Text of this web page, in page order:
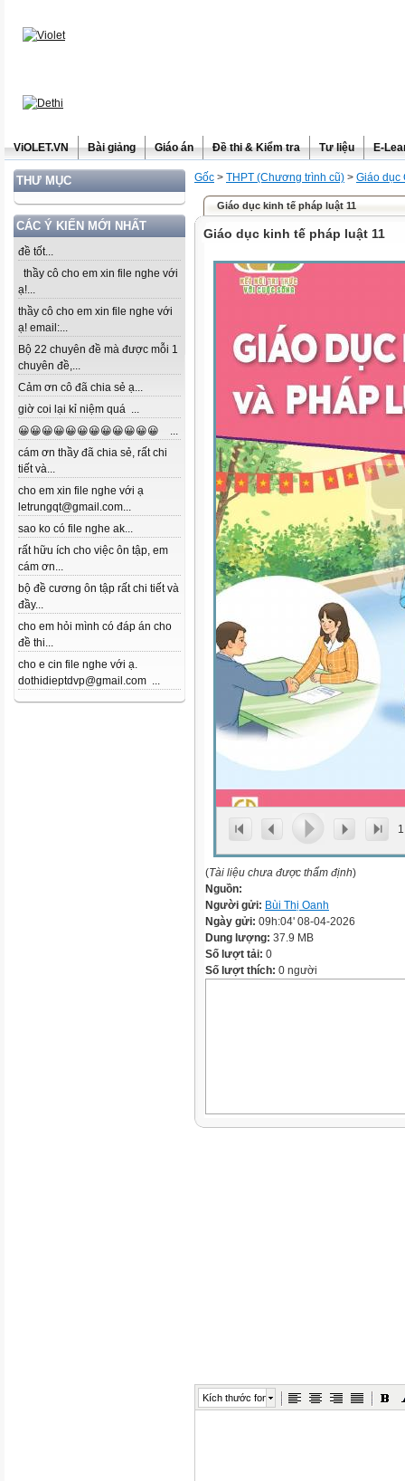
ViOLET.VN Bài giảng Giáo án Đề thi & Kiểm tra Tư liệu E-
THƯ MỤC
CÁC Ý KIẾN MỚI NHẤT
đề tốt...
thầy cô cho em xin file nghe với
ạ!...
thầy cô cho em xin file nghe với
ạ! email:...
Bộ 22 chuyên đề mà được mỗi 1
chuyên đề,...
Cảm ơn cô đã chia sẻ ạ...
giờ coi lại kỉ niệm quá ...
😀😀😀😀😀😀😀😀😀😀😀😀 ...
cám ơn thầy đã chia sẻ, rất chi
tiết và...
cho em xin file nghe với ạ
letrungqt@gmail.com...
sao ko có file nghe ak...
rất hữu ích cho việc ôn tập, em
cám ơn...
bộ đề cương ôn tập rất chi tiết và
đầy...
cho em hỏi mình có đáp án cho
đề thi...
cho e cin file nghe với ạ.
dothidieptdvp@gmail.com ...
Gốc > THPT (Chương trình cũ) > Giáo dục
Giáo dục kinh tế pháp luật 11
Giáo dục kinh tế pháp luật 11
1
(Tài liệu chưa được thẩm định)
Nguồn:
Người gửi: Bùi Thị Oanh
Ngày gửi: 09h:04' 08-04-2026
Dung lượng: 37.9 MB
Số lượt tải: 0
Số lượt thích: 0 người
Kích thước font